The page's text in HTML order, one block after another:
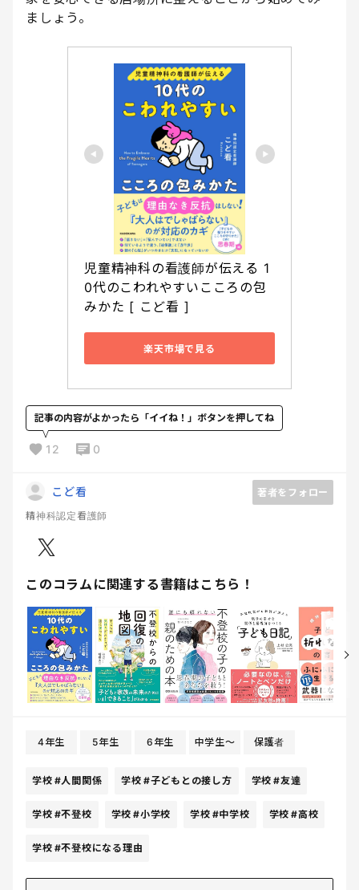
ましょう。
児童精神科の看護師が伝える 1
0代のこわれやすいこころの包
みかた [ こど看 ]
楽天市場で見る
記事の内容がよかったら「イイね！」ボタンを押してね
12 0
こど看
著者をフォロー
精神科認定看護師
このコラムに関連する書籍はこちら！
4年生 5年生 6年生 中学生〜 保護者
学校 #人間関係 学校 #子どもとの接し方 学校 #友達
学校 #不登校 学校 #小学校 学校 #中学校 学校 #高校
学校 #不登校になる理由